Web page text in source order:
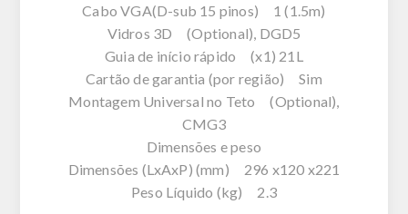
Cabo VGA(D-sub 15 pinos) 1 (1.5m)
Vidros 3D (Optional), DGD5
Guia de início rápido (x1) 21L
Cartão de garantia (por região) Sim
Montagem Universal no Teto (Optional),
CMG3
Dimensões e peso
Dimensões (LxAxP) (mm) 296 x120 x221
Peso Líquido (kg) 2.3